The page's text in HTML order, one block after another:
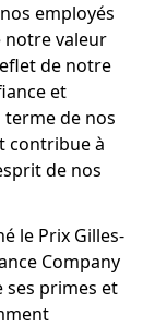
employés
notre valeur
de notre
et
terme de nos
contribue à
de nos
le Prix Gilles-
Company
ses primes et